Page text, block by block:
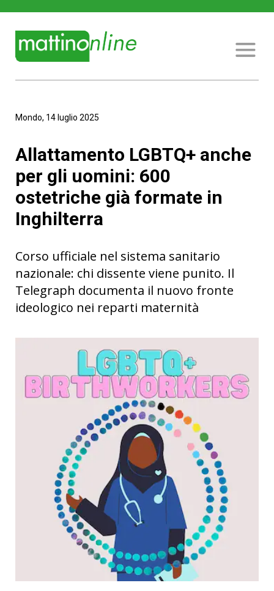
Mondo, 14 luglio 2025
Allattamento LGBTQ+ anche
per gli uomini: 600
ostetriche già formate in
Inghilterra
Corso ufficiale nel sistema sanitario
nazionale: chi dissente viene punito. Il
Telegraph documenta il nuovo fronte
ideologico nei reparti maternità